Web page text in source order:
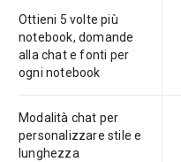
Ottieni 5 volte più
notebook, domande
alla chat e fonti per
ogni notebook
Modalità chat per
personalizzare stile e
lunghezza